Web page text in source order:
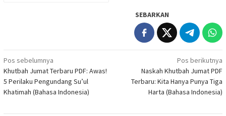
SEBARKAN
Navigasi
pos
Pos sebelumnya
Khutbah Jumat Terbaru PDF: Awas!
5 Perilaku Pengundang Su’ul
Khatimah (Bahasa Indonesia)
Pos berikutnya
Naskah Khutbah Jumat PDF
Terbaru: Kita Hanya Punya Tiga
Harta (Bahasa Indonesia)